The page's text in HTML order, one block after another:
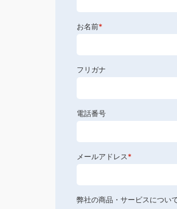
お名前*
フリガナ
電話番号
メールアドレス *
弊社の商品・サービスについ